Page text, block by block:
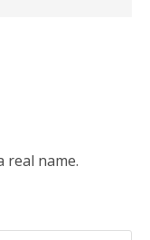
real name.